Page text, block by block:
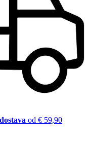
od € 59,90